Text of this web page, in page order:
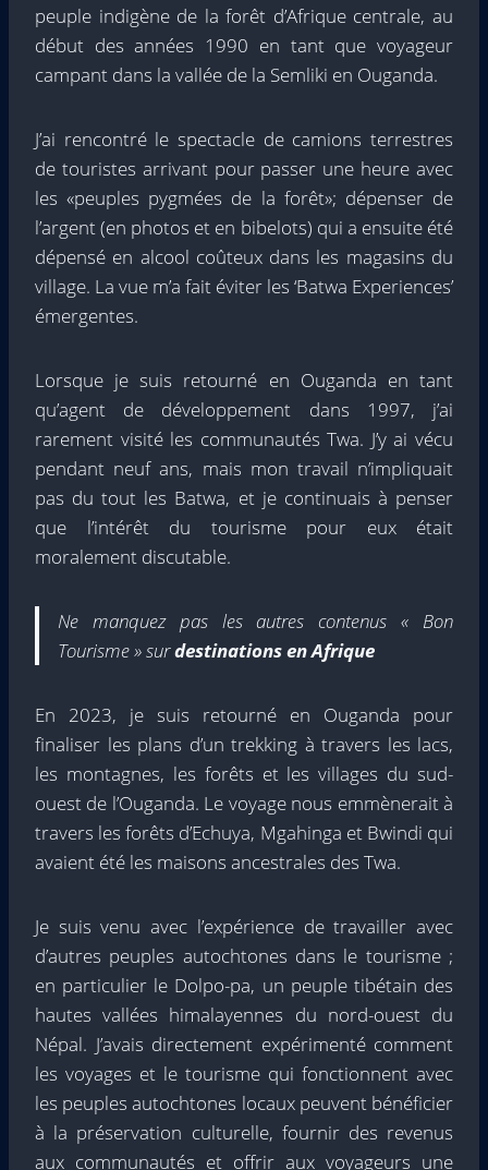
peuple indigène de la forêt d’Afrique centrale, au
début des années 1990 en tant que voyageur
campant dans la vallée de la Semliki en Ouganda.
J’ai rencontré le spectacle de camions terrestres
de touristes arrivant pour passer une heure avec
les «peuples pygmées de la forêt»; dépenser de
l’argent (en photos et en bibelots) qui a ensuite été
dépensé en alcool coûteux dans les magasins du
village. La vue m’a fait éviter les ‘Batwa Experiences’
émergentes.
Lorsque je suis retourné en Ouganda en tant
qu’agent de développement dans
1997, j’ai
rarement visité les communautés Twa. J’y ai vécu
pendant neuf ans, mais mon travail n’impliquait
pas du tout les Batwa, et je continuais à penser
que l’intérêt du tourisme pour eux était
moralement discutable.
Ne manquez pas les autres contenus « Bon
Tourisme » surdestinations en Afrique
En 2023, je suis retourné en Ouganda pour
finaliser les plans d’un trekking à travers les lacs,
les montagnes, les forêts et les villages du sud-
ouest de l’Ouganda. Le voyage nous emmènerait à
travers les forêts d’Echuya, Mgahinga et Bwindi qui
avaient été les maisons ancestrales des Twa.
Je suis venu avec l’expérience de travailler avec
d’autres peuples autochtones dans le tourisme ;
en particulier le Dolpo-pa, un peuple tibétain des
hautes vallées himalayennes du nord-ouest du
Népal. J’avais directement expérimenté comment
les voyages et le tourisme qui fonctionnent avec
les peuples autochtones locaux peuvent bénéficier
à la préservation culturelle, fournir des revenus
aux communautés et offrir aux voyageurs une